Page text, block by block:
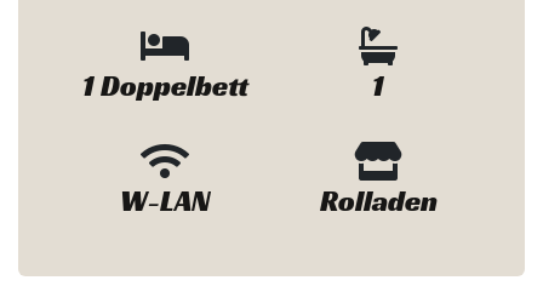
1 Doppelbett 1
W-LAN Rolladen